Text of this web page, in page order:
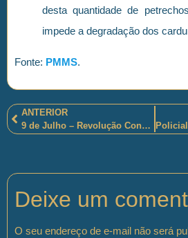
desta quantidade de
impede a degradação dos
Fonte: PMMS.
ANTERIOR
9 de Julho – Revolução Constitucionalista: Homenagem aos heróis!
Deixe um
O seu endereço de e-mail não será